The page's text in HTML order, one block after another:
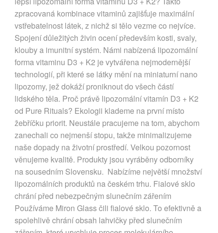
zpracovaná kombinace vitaminů zajišťuje maximální
vstřebatelnost látek, z nichž si tělo vezme co nejvíce.
Spojení důležitých živin ocení především kosti, svaly,
klouby a imunitní systém. Námi nabízená lipozomální
forma vitaminu D3 + K2 je vytvářena nejmodernější
technologií, při které se látky mění na miniaturní nano
lipozomy, jež dokáží proniknout do všech částí
lidského těla. Proč právě lipozomální vitamín D3 + K2
od Pure Rituals? Ekologii klademe na první místo
žebříčku priorit. Neustále pracujeme na tom, abychom
zanechali co nejmenší stopu, takže minimalizujeme
naše dopady na životní prostředí. Velkou pozornost
věnujeme kvalitě. Produkty jsou vyráběny odborníky
na sousedním Slovensku. Nabízíme největší množství
lipozomálních produktů na českém trhu. Fialové sklo
chrání před nebezpečným slunečním zářením
Používáme Miron Glass čili fialové sklo. To efektivně a
spolehlivě chrání obsah lahvičky před slunečním